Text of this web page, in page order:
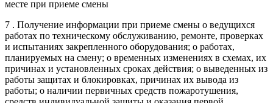
месте при приеме смены
7 . Получение информации при приеме смены о ведущихся
работах по техническому обслуживанию, ремонте, проверках
и испытаниях закрепленного оборудования; о работах,
планируемых на смену; о временных изменениях в схемах, их
причинах и установленных сроках действия; о выведенных из
работы защитах и блокировках, причинах их вывода из
работы; о наличии первичных средств пожаротушения,